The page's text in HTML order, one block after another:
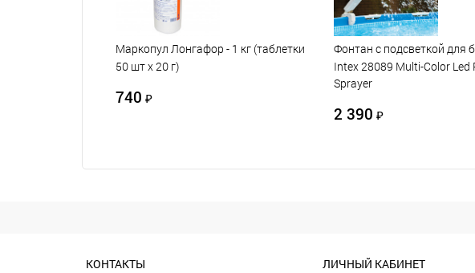
Маркопул Лонгафор - 1 кг (таблетки
50 шт х 20 г)
740 ₽
Фонтан с подсветкой для
Intex 28089 Multi-Color Led
Sprayer
2 390 ₽
КОНТАКТЫ ЛИЧНЫЙ КАБИНЕТ